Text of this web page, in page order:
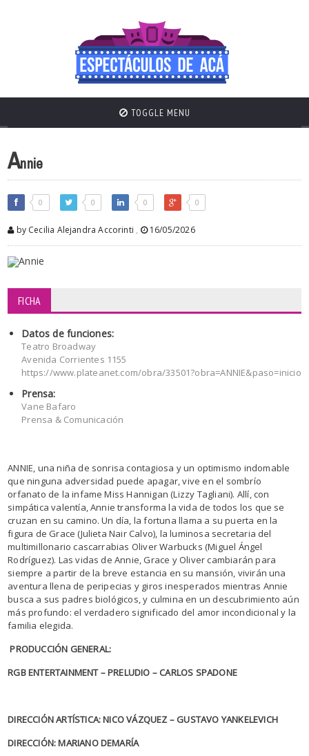
TOGGLE MENU
Annie
0 0 0 0
by Cecilia Alejandra Accorinti , 16/05/2026
FICHA
Datos de funciones:
Teatro Broadway
Avenida Corrientes 1155
https://www.plateanet.com/obra/33501?obra=ANNIE&paso=inicio
Prensa:
Vane Bafaro
Prensa & Comunicación
ANNIE, una niña de sonrisa contagiosa y un optimismo indomable
que ninguna adversidad puede apagar, vive en el sombrío
orfanato de la infame Miss Hannigan (Lizzy Tagliani). Allí, con
simpática valentía, Annie transforma la vida de todos los que se
cruzan en su camino. Un día, la fortuna llama a su puerta en la
figura de Grace (Julieta Nair Calvo), la luminosa secretaria del
multimillonario cascarrabias Oliver Warbucks (Miguel Ángel
Rodríguez). Las vidas de Annie, Grace y Oliver cambiarán para
siempre a partir de la breve estancia en su mansión, vivirán una
aventura llena de peripecias y giros inesperados mientras Annie
busca a sus padres biológicos, y culmina en un descubrimiento aún
más profundo: el verdadero significado del amor incondicional y la
familia elegida.
PRODUCCIÓN GENERAL:
RGB ENTERTAINMENT – PRELUDIO – CARLOS SPADONE
DIRECCIÓN ARTÍSTICA: NICO VÁZQUEZ – GUSTAVO YANKELEVICH
DIRECCIÓN: MARIANO DEMARÍA